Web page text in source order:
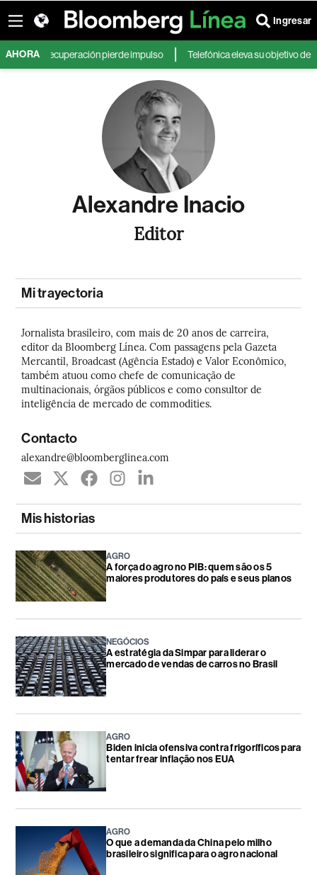
Ingresar
AHORA
y su recuperación pierde impulso Telefónica eleva su objetivo de
Alexandre Inacio
Editor
Mi trayectoria
Jornalista brasileiro, com mais de 20 anos de carreira,
editor da Bloomberg Línea. Com passagens pela Gazeta
Mercantil, Broadcast (Agência Estado) e Valor Econômico,
também atuou como chefe de comunicação de
multinacionais, órgãos públicos e como consultor de
inteligência de mercado de commodities.
Contacto
alexandre@bloomberglinea.com
Mis historias
AGRO
A força do agro no PIB: quem são os 5
maiores produtores do país e seus planos
NEGÓCIOS
A estratégia da Simpar para liderar o
mercado de vendas de carros no Brasil
AGRO
Biden inicia ofensiva contra frigoríficos para
tentar frear inflação nos EUA
AGRO
O que a demanda da China pelo milho
brasileiro significa para o agro nacional